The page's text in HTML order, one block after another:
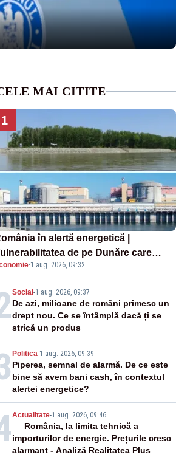
MAI CITITE
1
în alertă energetică |
de pe Dunăre care
în pericol Centrala Cernavodă era
de pe vremea lui Ceaușescu
·1 aug. 2026, 09:32
Social -1 aug. 2026, 09:37
De azi, milioane de români primesc un
drept nou. Ce se întâmplă dacă ți se
strică un produs
Politica-1 aug. 2026, 09:39
Piperea, semnal de alarmă. De ce este
bine să avem bani cash, în contextul
alertei energetice?
Actualitate-1 aug. 2026, 09:46
România, la limita tehnică a
importurilor de energie. Prețurile cresc
alarmant - Analiză Realitatea Plus